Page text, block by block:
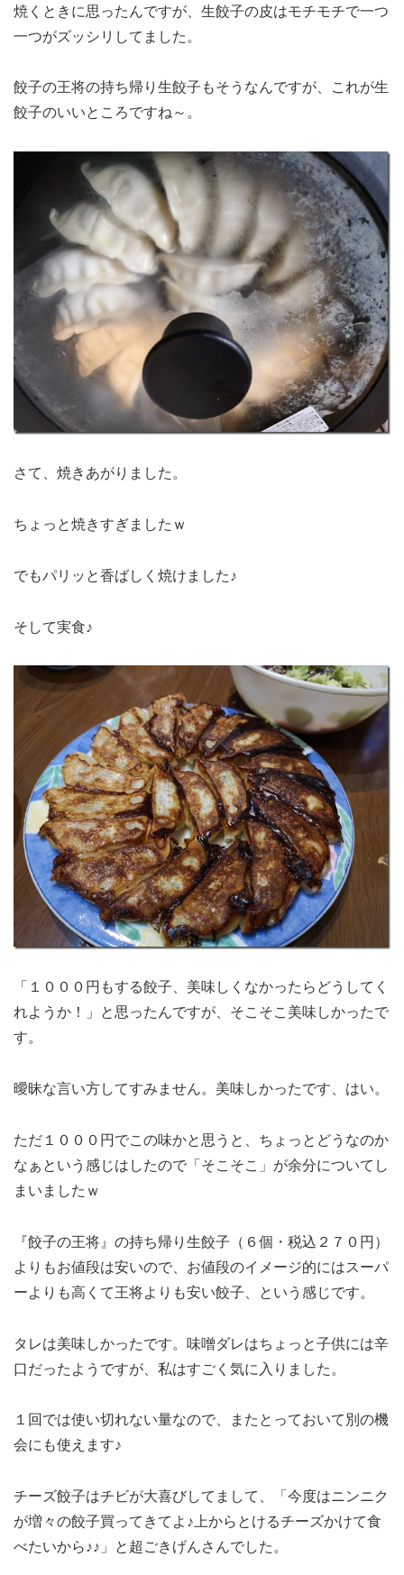
焼くときに思ったんですが、生餃子の皮はモチモチで一つ
一つがズッシリしてました。
餃子の王将の持ち帰り生餃子もそうなんですが、これが生
餃子のいいところですね～。
さて、焼きあがりました。
ちょっと焼きすぎましたｗ
でもパリッと香ばしく焼けました♪
そして実食♪
「１０００円もする餃子、美味しくなかったらどうしてく
れようか！」と思ったんですが、そこそこ美味しかったで
す。
曖昧な言い方してすみません。美味しかったです、はい。
ただ１０００円でこの味かと思うと、ちょっとどうなのか
なぁという感じはしたので「そこそこ」が余分についてし
まいましたｗ
『餃子の王将』の持ち帰り生餃子（６個・税込２７０円）
よりもお値段は安いので、お値段のイメージ的にはスーパ
ーよりも高くて王将よりも安い餃子、という感じです。
タレは美味しかったです。味噌ダレはちょっと子供には辛
口だったようですが、私はすごく気に入りました。
１回では使い切れない量なので、またとっておいて別の機
会にも使えます♪
チーズ餃子はチビが大喜びしてまして、「今度はニンニク
が増々の餃子買ってきてよ♪上からとけるチーズかけて食
べたいから♪♪」と超ごきげんさんでした。